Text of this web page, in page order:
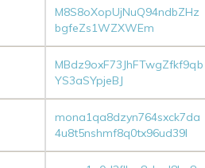
M8S8oXopUjNuQ94ndbZHz
bgfeZs1WZXWEm
MBdz9oxF73JhFTwgZfkf9qb
YS3aSYpjeBJ
mona1qa8dzyn764sxck7da
4u8t5nshmf8q0tx96ud39l